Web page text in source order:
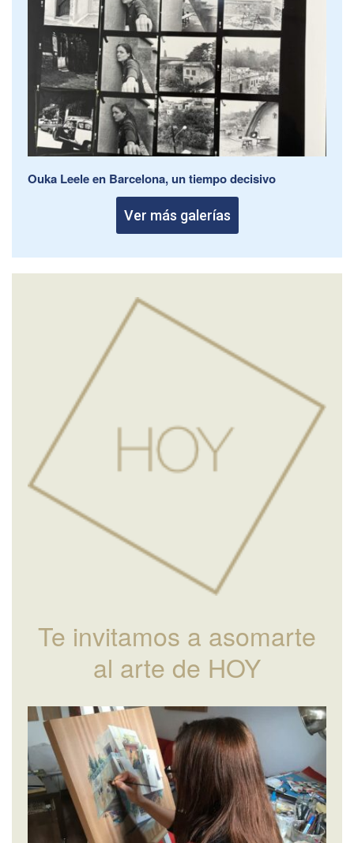
Ouka Leele en Barcelona, un tiempo decisivo
Ver más galerías
Te invitamos a asomarte
al arte de HOY